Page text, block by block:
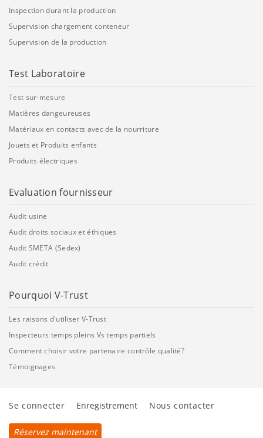
Inspection durant la production
Supervision chargement conteneur
Supervision de la production
Test Laboratoire
Test sur-mesure
Matières dangeureuses
Matériaux en contacts avec de la nourriture
Jouets et Produits enfants
Produits électriques
Evaluation fournisseur
Audit usine
Audit droits sociaux et éthiques
Audit SMETA (Sedex)
Audit crédit
Pourquoi V-Trust
Les raisons d'utiliser V-Trust
Inspecteurs temps pleins Vs temps partiels
Comment choisir votre partenaire contrôle qualité?
Témoignages
Se connecter Enregistrement Nous contacter
Réservez maintenant